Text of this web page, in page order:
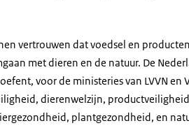
vertrouwen dat voedsel en
met dieren en de natuur. De
voor de ministeries van LVVN en
dierenwelzijn,
plantgezondheid, en